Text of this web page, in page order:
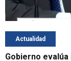
Actualidad
Gobierno evalúa